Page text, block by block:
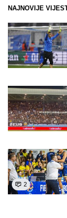
NAJNOVIJE
2